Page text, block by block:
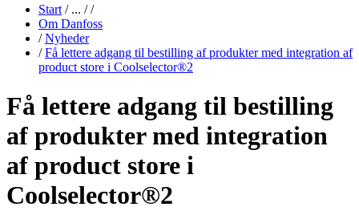
Start /... / /
Om Danfoss
/ Nyheder
/ Få lettere adgang til bestilling af produkter med integration af
product store i Coolselector®2
Få lettere adgang til bestilling
af produkter med integration
af product store i
Coolselector®2